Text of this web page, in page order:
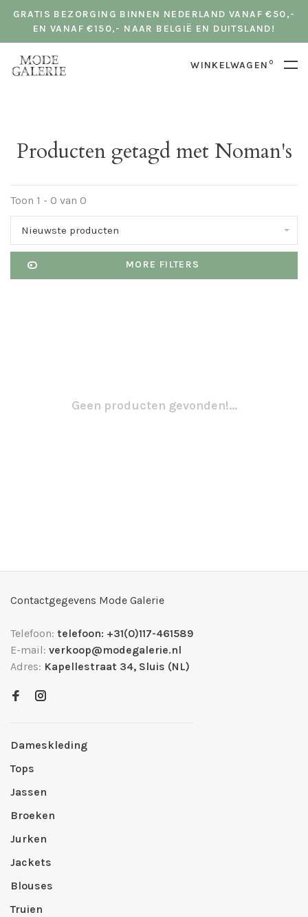
GRATIS BEZORGING BINNEN NEDERLAND VANAF €50,-
EN VANAF €150,- NAAR BELGIË EN DUITSLAND!
WINKELWAGEN 0
Producten getagd met Noman's
Toon 1 - 0 van 0
Nieuwste producten
MORE FILTERS
Geen producten gevonden!...
Contactgegevens Mode Galerie
Telefoon: telefoon: +31(0)117-461589
E-mail: verkoop@modegalerie.nl
Adres: Kapellestraat 34, Sluis (NL)
Dameskleding
Tops
Jassen
Broeken
Jurken
Jackets
Blouses
Truien